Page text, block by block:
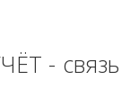
- связь